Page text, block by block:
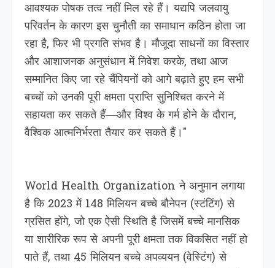
आवश्यक पोषक तत्व नहीं मिल रहे हैं। यद्यपि जलवायु
परिवर्तन के कारण इस चुनौती का समाधान कठिन होता जा
रहा है, फिर भी प्रगति संभव है। मौजूदा साधनों का विस्तार
और आशाजनक अनुसंधान में निवेश करके, तथा आज
सम्मानित किए जा रहे चैंपियनों को आगे बढ़ाते हुए हम सभी
बच्चों को उनकी पूरी क्षमता प्राप्ति सुनिश्चित करने में
सहायता कर सकते हैं—और विश्व के गर्म होने के दौरान,
वैश्विक आत्मनिर्भरता तैयार कर सकते हैं।"
World Health Organization ने अनुमान लगाया
है कि 2023 में 148 मिलियन बच्चे बौनेपन (स्टंटिंग) से
ग्रसित होंगे, जो एक ऐसी स्थिति है जिसमें बच्चे मानसिक
या शारीरिक रूप से अपनी पूरी क्षमता तक विकसित नहीं हो
पाते हैं, तथा 45 मिलियन बच्चे अपव्ययन (वेस्टिंग) से